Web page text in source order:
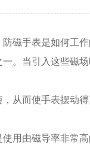
磁手表是如何工作
当引入这些磁场
而使手表摆动得
由磁导率非常高